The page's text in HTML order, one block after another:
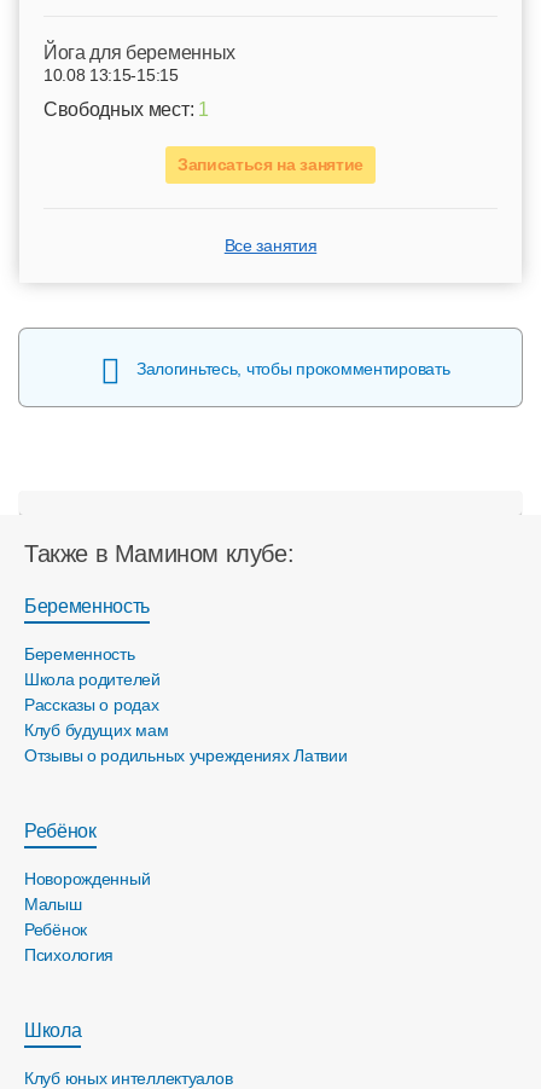
Йога для беременных
10.08 13:15-15:15
Свободных мест: 1
Записаться на занятие
Все занятия
Залогиньтесь, чтобы прокомментировать
Также в Мамином клубе:
Беременность
Беременность
Школа родителей
Рассказы о родах
Клуб будущих мам
Отзывы о родильных учреждениях Латвии
Ребёнок
Новорожденный
Малыш
Ребёнок
Психология
Школа
Клуб юных интеллектуалов